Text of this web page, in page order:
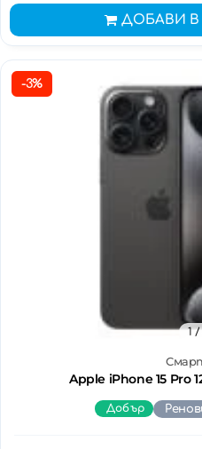
ДОБАВИ В
-3%
Apple iPhone 15 Pro
1/
Добър